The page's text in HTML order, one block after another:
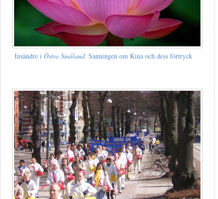
Insändre i Östra Småland: Sanningen om Kina och dess förtryck